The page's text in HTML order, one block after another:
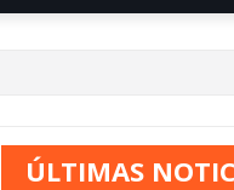
ÚLTIMAS